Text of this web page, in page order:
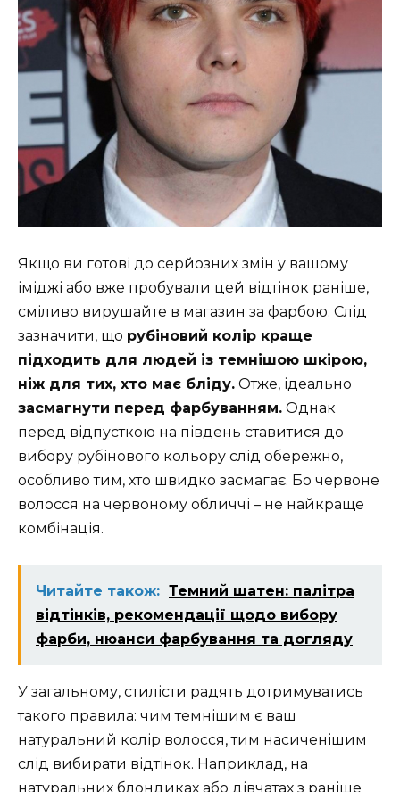
Якщо ви готові до серйозних змін у вашому
іміджі або вже пробували цей відтінок раніше,
сміливо вирушайте в магазин за фарбою. Слід
зазначити, що рубіновий колір краще
підходить для людей із темнішою шкірою,
ніж для тих, хто має бліду. Отже, ідеально
засмагнути перед фарбуванням. Однак
перед відпусткою на південь ставитися до
вибору рубінового кольору слід обережно,
особливо тим, хто швидко засмагає. Бо червоне
волосся на червоному обличчі – не найкраще
комбінація.
Читайте також: Темний шатен: палітра
відтінків, рекомендації щодо вибору
фарби, нюанси фарбування та догляду
У загальному, стилісти радять дотримуватись
такого правила: чим темнішим є ваш
натуральний колір волосся, тим насиченішим
слід вибирати відтінок. Наприклад, на
натуральних блондиках або дівчатах з раніше